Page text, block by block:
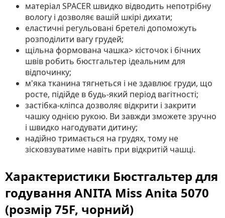
матеріал SPACER швидко відводить непотрібну
вологу і дозволяє вашій шкірі дихати;
еластичні регульовані бретелі допоможуть
розподілити вагу грудей;
щільна формована чашка> кісточок і бічних
швів робить бюстгальтер ідеальним для
відпочинку;
м'яка тканина тягнеться і не здавлює груди, що
росте, підійде в будь-який період вагітності;
застібка-кліпса дозволяє відкрити і закрити
чашку однією рукою. Ви завжди зможете зручно
і швидко нагодувати дитину;
надійно тримається на грудях, тому не
зісковзуватиме навіть при відкритій чашці.
Характеристики Бюстгальтер для
годування ANITA Miss Anita 5070
(розмір 75F, чорний)